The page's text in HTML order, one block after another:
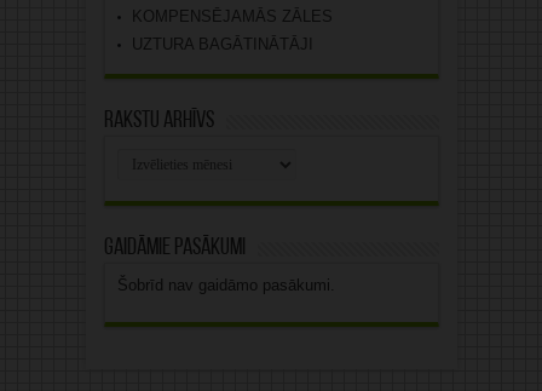
KOMPENSĒJAMĀS ZĀLES
UZTURA BAGĀTINĀTĀJI
Rakstu arhīvs
Gaidāmie pasākumi
Šobrīd nav gaidāmo pasākumi.